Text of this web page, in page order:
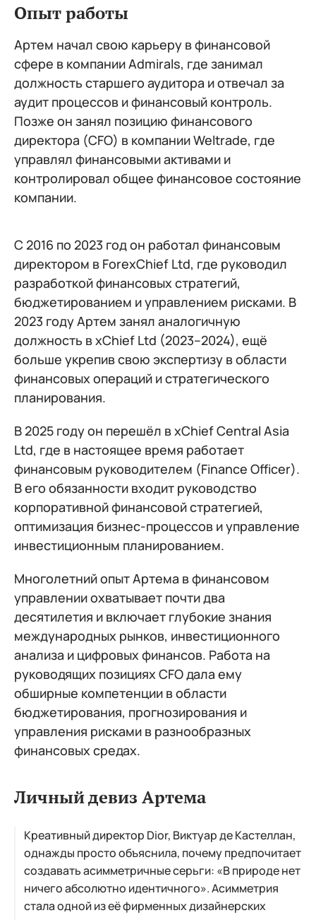
Опыт работы
Артем начал свою карьеру в финансовой
сфере в компании Admirals, где занимал
должность старшего аудитора и отвечал за
аудит процессов и финансовый контроль.
Позже он занял позицию финансового
директора (CFO) в компании Weltrade, где
управлял финансовыми активами и
контролировал общее финансовое состояние
компании.
С 2016 по 2023 год он работал финансовым
директором в ForexChief Ltd, где руководил
разработкой финансовых стратегий,
бюджетированием и управлением рисками. В
2023 году Артем занял аналогичную
должность в xChief Ltd (2023–2024), ещё
больше укрепив свою экспертизу в области
финансовых операций и стратегического
планирования.
В 2025 году он перешёл в xChief Central Asia
Ltd, где в настоящее время работает
финансовым руководителем (Finance Officer).
В его обязанности входит руководство
корпоративной финансовой стратегией,
оптимизация бизнес-процессов и управление
инвестиционным планированием.
Многолетний опыт Артема в финансовом
управлении охватывает почти два
десятилетия и включает глубокие знания
международных рынков, инвестиционного
анализа и цифровых финансов. Работа на
руководящих позициях CFO дала ему
обширные компетенции в области
бюджетирования, прогнозирования и
управления рисками в разнообразных
финансовых средах.
Личный девиз Артема
Креативный директор Dior, Виктуар де Кастеллан,
однажды просто объяснила, почему предпочитает
создавать асимметричные серьги: «В природе нет
ничего абсолютно идентичного». Асимметрия
стала одной из её фирменных дизайнерских